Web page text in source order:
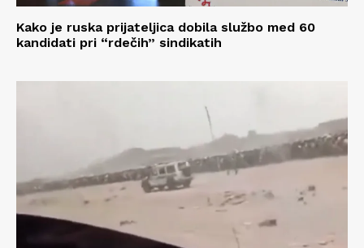
Kako je ruska prijateljica dobila službo med 60
kandidati pri “rdečih” sindikatih